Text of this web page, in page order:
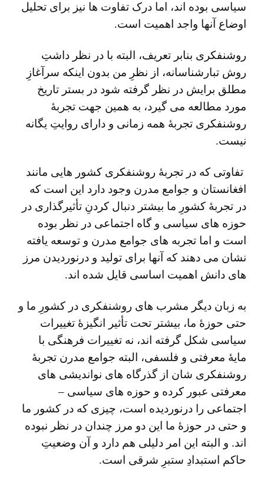
سیاسی بوده اند، اما درک تفاوت ها نیز برای تحلیل
اوضاع آنها واجد اهمیت است.
روشنفکری بنابر تعریف، البته با در نظر داشتِ
روش تبارشناسانه، از نظرِ من بدون اینکه سرآغازِ
مطلق برایش در نظر گرفته شود در بستر تاریخ
مورد مطالعه می گیرد، به همین جهت تجربۀ
روشنفکری تجربۀ همه زمانی و دارای روایتِ یگانه
نیست.
تفاوتی که در تجربۀ روشنفکری کشور هایی مانند
افغانستان و جوامع مدرن وجود دارد این است که
در تجربۀ کشورِ ما بیشتر دنبال کردنِ تأثیرگذاری در
حوزه های سیاسی و گاه اجتماعی در نظر بوده
است و اما تجربه های جوامع مدرن و توسعه یافته
نشان می دهند که آنها برای تولید و درنوردیدن مرز
های دانش اهمیت اساسی قایل شده اند.
به زبان دیگر مشرب های روشنفکری در کشورِ ما و
حتی حوزۀ ما، بیشتر تحت تأثیر انگیزۀ تغییرات
سیاسی شکل گرفته اند، نه تغییرات فرهنگی با
مایۀ معرفتی و فلسفی، البته جوامع مدرن تجربۀ
روشنفکری شان از گذرگاه های نواندیشی های
معرفتی عبور کرده و حوزه های سیاسی –
اجتماعی را درنوردیده است، چیزی که در کشور ما
و حتی در حوزۀ ما این دو مرز چندان در نظر نبوده
اند. و البته این امر دلیلی هم دارد و آن وضعیتِ
حاکم استبدادِ ستبرِ شرقی است.